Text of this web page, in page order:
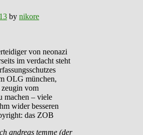
by nikore
von neonazi
im verdacht steht
OLG münchen,
zeugin vom
machen – viele
wider besseren
das ZOB
andreas temme (der